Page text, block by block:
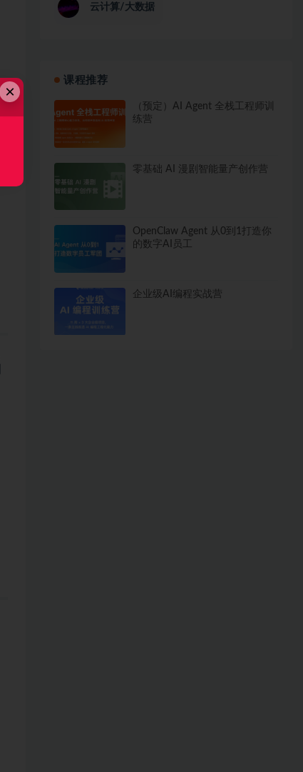
云计算/大数据
课程推荐
（预定）AI Agent 全栈工程师训
练营
零基础 AI 漫剧智能量产创作营
OpenClaw Agent 从0到1打造你
的数字AI员工
企业级AI编程实战营
×